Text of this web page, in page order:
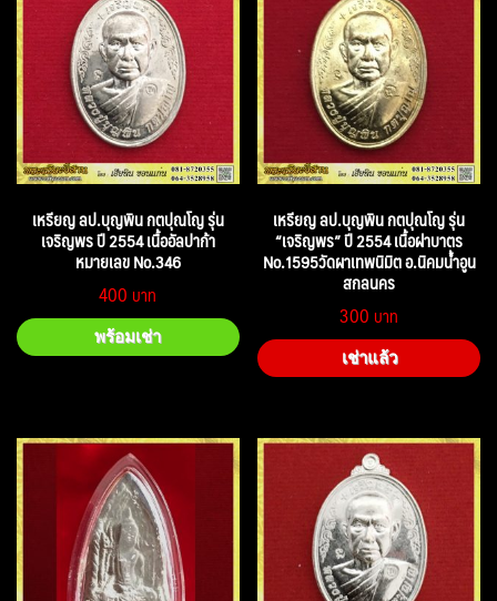
เหรียญ ลป.บุญพิน กตปุณโญ รุ่น
เจริญพร ปี 2554 เนื้ออัลปาก้า
หมายเลข No.346
400
พร้อมเช่า
เหรียญ ลป.บุญพิน กตปุณโญ รุ่น
“เจริญพร” ปี 2554 เนื้อฝาบาตร
No.1595วัดผาเทพนิมิต อ.นิคมน้ำอูน
สกลนคร
300
เช่าแล้ว